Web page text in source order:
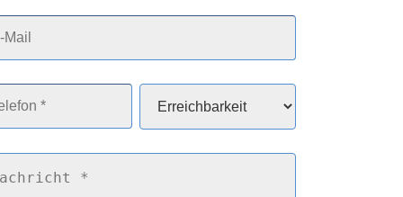
Erreichbarkeit